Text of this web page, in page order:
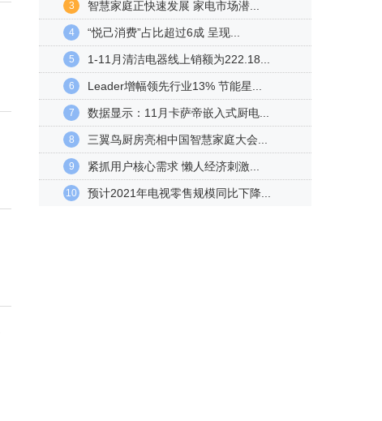
3 智慧家庭正快速发展 家电市场潜...
4 “悦己消费”占比超过6成 呈现...
5 1-11月清洁电器线上销额为222.18...
6 Leader增幅领先行业13% 节能星...
7 数据显示：11月卡萨帝嵌入式厨电...
8 三翼鸟厨房亮相中国智慧家庭大会...
9 紧抓用户核心需求 懒人经济刺激...
10 预计2021年电视零售规模同比下降...